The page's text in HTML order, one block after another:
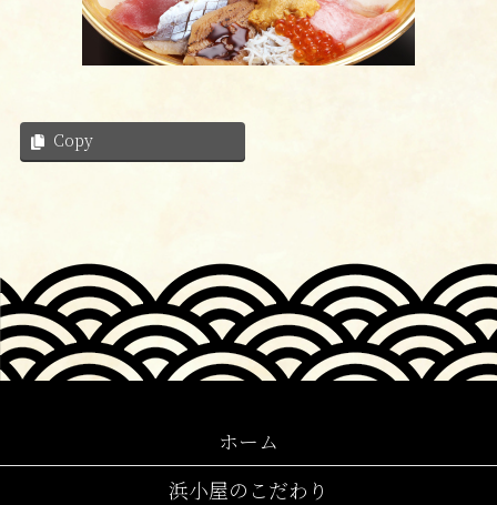
Copy
ホーム
浜小屋のこだわり